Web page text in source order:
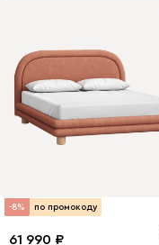
-8% по промокоду
61 990